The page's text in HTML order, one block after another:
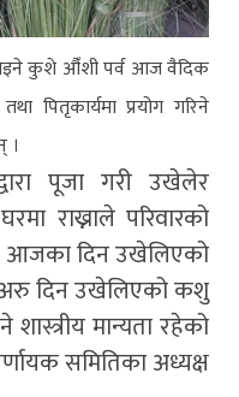
कुशे औँशी पर्व आज वैदिक
पितृकार्यमा प्रयोग गरिने
।
पूजा गरी उखेलेर
राख्नाले परिवारको
आजका दिन उखेलिएको
अरु दिन उखेलिएको कशु
मान्यता रहेको
समितिका अध्यक्ष